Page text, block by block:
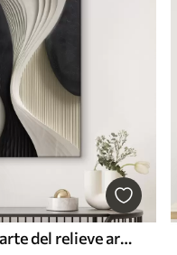
Una imitación del arte del relieve arquitectónico; geometría abstracta orgánica.